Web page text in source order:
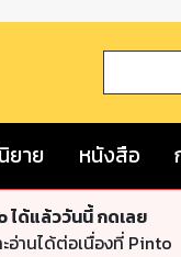
นิยาย หนังสือ
ได้แล้ววันนี้ กดเลย
านได้ต่อเนื่องที่ Pinto